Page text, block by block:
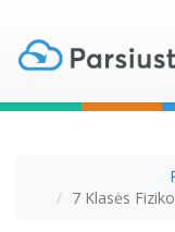
7 Klasės